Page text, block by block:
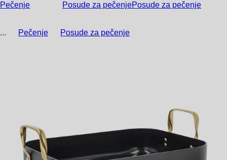
Pečenje Posude za pečenjePosude za pečenje
... Pečenje Posude za pečenje